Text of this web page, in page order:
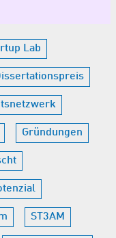
Lab
Gründungen
ST3AM